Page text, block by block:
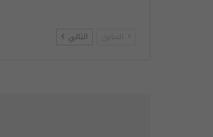
التالي